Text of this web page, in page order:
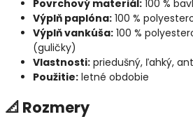
Povrchový materiál: 100 %
Výplň paplóna: 100 %
Výplň vankúša: 100 %
(guličky)
Vlastnosti: priedušný, ľahký,
Použitie: letné obdobie
📐 Rozmery